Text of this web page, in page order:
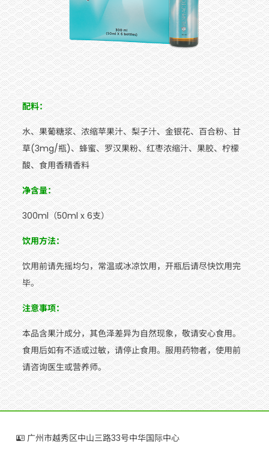
配料：
水、果葡糖浆、浓缩苹果汁、梨子汁、金银花、百合粉、甘
草(3mg/瓶)、蜂蜜、罗汉果粉、红枣浓缩汁、果胶、柠檬
酸、食用香精香料
净含量：
300ml（50ml x 6支）
饮用方法：
饮用前请先摇均匀，常温或冰凉饮用，开瓶后请尽快饮用完
毕。
注意事项：
本品含果汁成分，其色泽差异为自然现象，敬请安心食用。
食用后如有不适或过敏，请停止食用。服用药物者，使用前
请咨询医生或营养师。
广州市越秀区中山三路33号中华国际中心